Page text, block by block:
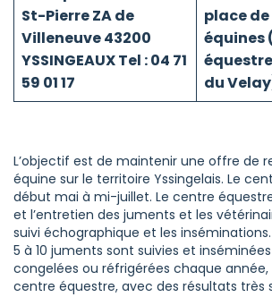
St-Pierre ZA de
Villeneuve 43200
YSSINGEAUX Tel : 04 71
59 01 17
place
équines
équestre
du
L’objectif est de maintenir une offre de
équine sur le territoire Yssingelais. Le
début mai à mi-juillet. Le centre
et l’entretien des juments et les
suivi échographique et les
5 à 10 juments sont suivies et
congelées ou réfrigérées chaque
centre équestre, avec des résultats très